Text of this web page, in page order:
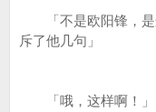
「不是欧阳锋，是
斥了他几句」
「哦，这样啊！」